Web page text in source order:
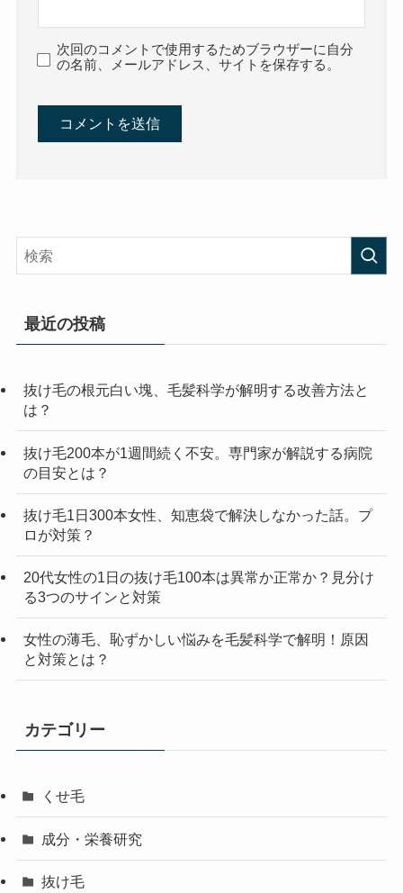
次回のコメントで使用するためブラウザーに自分
の名前、メールアドレス、サイトを保存する。
最近の投稿
抜け毛の根元白い塊、毛髪科学が解明する改善方法と
は？
抜け毛200本が1週間続く不安。専門家が解説する病院
の目安とは？
抜け毛1日300本女性、知恵袋で解決しなかった話。プ
ロが対策？
20代女性の1日の抜け毛100本は異常か正常か？見分け
る3つのサインと対策
女性の薄毛、恥ずかしい悩みを毛髪科学で解明！原因
と対策とは？
カテゴリー
くせ毛
成分・栄養研究
抜け毛